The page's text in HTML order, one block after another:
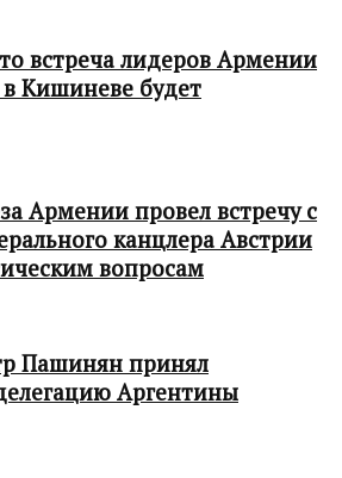
встреча лидеров Армении
Кишиневе будет
Армении провел встречу с
канцлера Австрии
вопросам
Пашинян принял
Аргентины